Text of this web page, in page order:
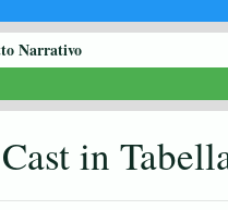
Narrativo
in